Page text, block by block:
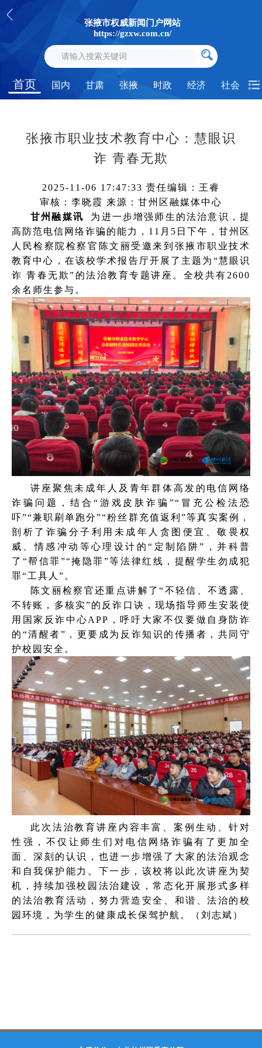
张掖市权威新闻门户网站
https://gzxw.com.cn/
首页 国内 甘肃 张掖 时政 经济 社会
张掖市职业技术教育中心：慧眼识
诈 青春无欺
2025-11-06 17:47:33 责任编辑：王睿
审核：李晓霞 来源：甘州区融媒体中心
甘州融媒讯
为进一步增强师生的法治意识，提
高防范电信网络诈骗的能力，11月5日下午，甘州区
人民检察院检察官陈文丽受邀来到张掖市职业技术
教育中心，在该校学术报告厅开展了主题为“慧眼识
诈 青春无欺”的法治教育专题讲座。全校共有2600
余名师生参与。
讲座聚焦未成年人及青年群体高发的电信网络
诈骗问题，结合“游戏皮肤诈骗”“冒充公检法恐
吓”“兼职刷单跑分”“粉丝群充值返利”等真实案例，
剖析了诈骗分子利用未成年人贪图便宜、敬畏权
威、情感冲动等心理设计的“定制陷阱”，并科普
了“帮信罪”“掩隐罪”等法律红线，提醒学生勿成犯
罪“工具人”。
陈文丽检察官还重点讲解了“不轻信、不透露、
不转账，多核实”的反诈口诀，现场指导师生安装使
用国家反诈中心APP，呼吁大家不仅要做自身防诈
的“清醒者”，更要成为反诈知识的传播者，共同守
护校园安全。
此次法治教育讲座内容丰富、案例生动、针对
性强，不仅让师生们对电信网络诈骗有了更加全
面、深刻的认识，也进一步增强了大家的法治观念
和自我保护能力。下一步，该校将以此次讲座为契
机，持续加强校园法治建设，常态化开展形式多样
的法治教育活动，努力营造安全、和谐、法治的校
园环境，为学生的健康成长保驾护航。（刘志斌）